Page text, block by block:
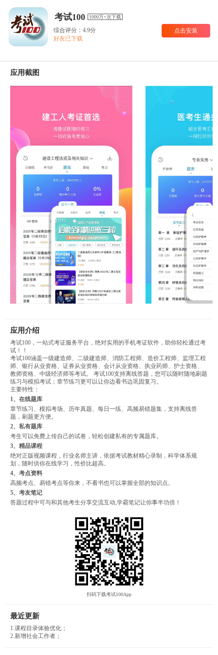
考试100 1000万+次下载
综合评分：4.9分
好友已下载
点击安装
应用截图
应用介绍
考试100，一站式考证服务平台，绝对实用的手机考证软件，助你轻松通过考
试！！
考试100涵盖一级建造师、二级建造师、消防工程师、造价工程师、监理工程
师、银行从业资格、证券从业资格、会计从业资格、执业药师、护士资格、
教师资格、中级经济师等考试。 考试100支持离线答题，您可以随时随地刷题
练习与模拟考试；章节练习更可以让你边看书边巩固复习。
主要特性：
1、在线题库
章节练习、模拟考场、历年真题、每日一练、高频易错题集，支持离线答
题，刷题更方便。
2、私有题库
考生可以免费上传自己的试卷，轻松创建私有的专属题库。
3、精品课程
绝对正版视频课程，行业名师主讲，依据考试教材精心录制，科学体系规
划，随时供你在线学习，性价比超高。
4、考点资料
高频考点、易错考点等你来，不看书也可以掌握全部的知识点。
5、考友笔记
答题过程中可与和其他考生分享交流互动,学霸笔记让你事半功倍！
扫码下载考试100App
最近更新
1.课程目录体验优化；
2.新增社会工作者；